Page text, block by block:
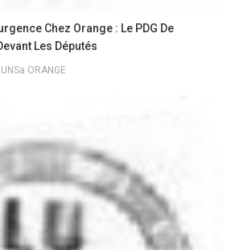
Chez Orange : Le PDG De
Les Députés
ORANGE